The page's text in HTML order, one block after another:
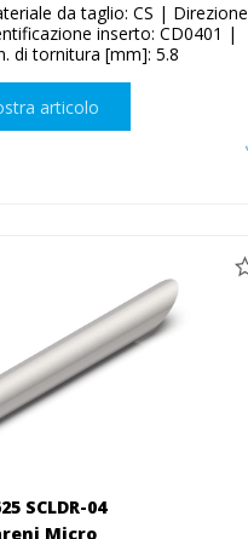
da taglio: CS | Direzione
inserto: CD0401 |
di tornitura [mm]: 5.8
articolo
SCLDR-04
Micro